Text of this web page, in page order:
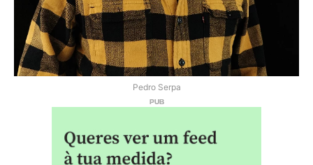
Pedro Serpa